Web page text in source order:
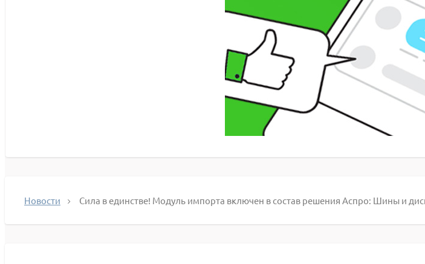
Новости Сила в единстве! Модуль импорта включен в состав решения Аспро: Шины и